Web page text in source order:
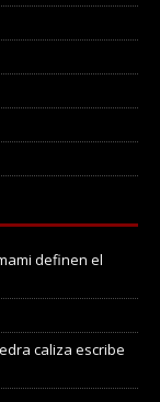
definen el
caliza escribe